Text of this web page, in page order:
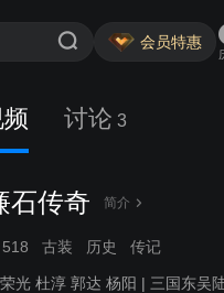
会员特惠
讨论 3
石传奇 简介
518 古装 历史 传记
光 杜淳 郭达 杨阳 | 三国东吴